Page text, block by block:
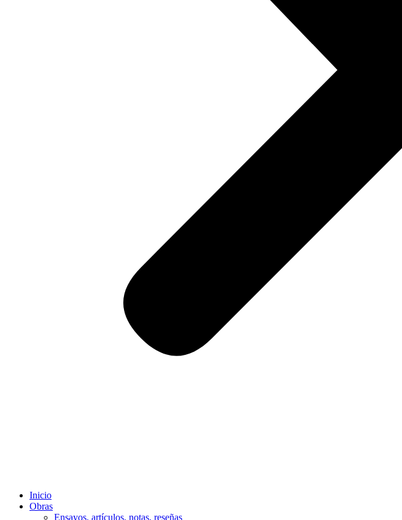
Inicio
Obras
Ensayos, artículos, notas, reseñas